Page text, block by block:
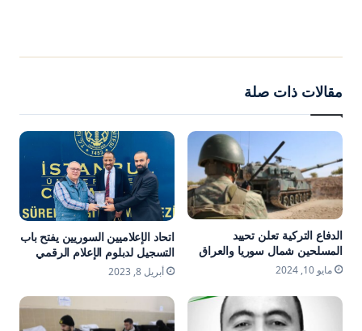
مقالات ذات صلة
الدفاع التركية تعلن تحييد
المسلحين شمال سوريا والعراق
مايو 10, 2024
اتحاد الإعلاميين السوريين يفتح باب
التسجيل لدبلوم الإعلام الرقمي
أبريل 8, 2023